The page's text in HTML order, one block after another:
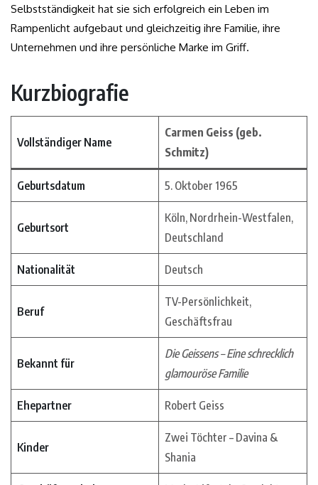
Selbstständigkeit hat sie sich erfolgreich ein Leben im
Rampenlicht aufgebaut und gleichzeitig ihre Familie, ihre
Unternehmen und ihre persönliche Marke im Griff.
Kurzbiografie
Vollständiger Name
Carmen Geiss (geb.
Schmitz)
Geburtsdatum 5. Oktober 1965
Geburtsort
Köln, Nordrhein-Westfalen,
Deutschland
Nationalität Deutsch
Beruf
TV-Persönlichkeit,
Geschäftsfrau
Bekannt für
Die Geissens – Eine schrecklich
glamouröse Familie
Ehepartner Robert Geiss
Kinder
Zwei Töchter – Davina &
Shania